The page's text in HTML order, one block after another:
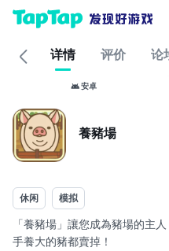
详情 评价 论
安卓
養豬場
休闲 模拟
「養豬場」讓您成為豬場的主
手養大的豬都賣掉！